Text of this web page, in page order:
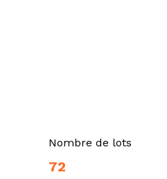
Nombre de lots
72